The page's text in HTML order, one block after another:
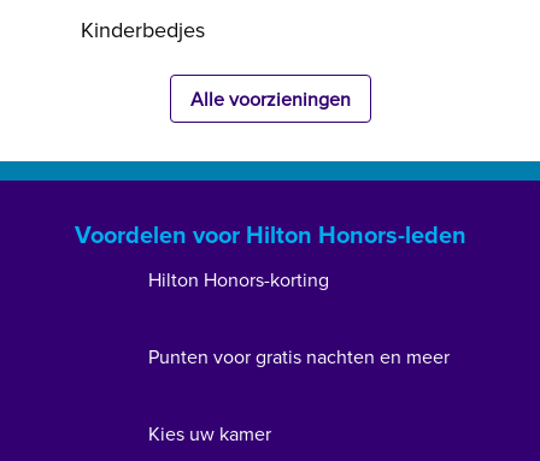
Kinderbedjes
Alle voorzieningen
Voordelen voor Hilton Honors-leden
Hilton Honors-korting
Punten voor gratis nachten en meer
Kies uw kamer